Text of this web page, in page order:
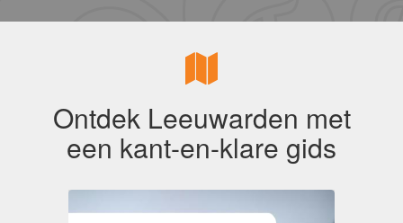
Ontdek Leeuwarden met
een kant-en-klare gids